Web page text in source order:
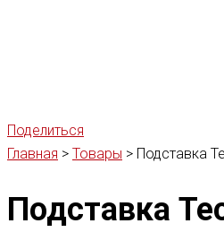
Поделиться
Главная > Товары > Подставка
Подставка